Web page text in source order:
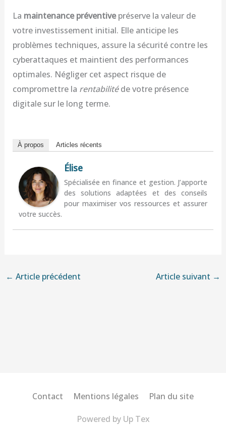
La maintenance préventivepréserve la valeur de
votre investissement initial. Elle anticipe les
problèmes techniques, assure la sécurité contre les
cyberattaques et maintient des performances
optimales. Négliger cet aspect risque de
compromettre la rentabilitéde votre présence
digitale sur le long terme.
À propos Articles récents
Élise
Spécialisée en finance et gestion. J’apporte
des solutions adaptées et des conseils
pour maximiser vos ressources et assurer
votre succès.
← Article précédent Article suivant →
Contact Mentions légales Plan du site
Powered by Up Tex